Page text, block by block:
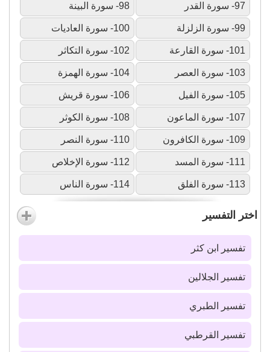
97- سورة القدر 98- سورة البينة
99- سورة الزلزلة 100- سورة العاديات
101- سورة القارعة 102- سورة التكاثر
103- سورة العصر 104- سورة الهمزة
105- سورة الفيل 106- سورة قريش
107- سورة الماعون 108- سورة الكوثر
109- سورة الكافرون 110- سورة النصر
111- سورة المسد 112- سورة الإخلاص
113- سورة الفلق 114- سورة الناس
اختر التفسير
تفسير ابن كثر
تفسير الجلالين
تفسير الطبري
تفسير القرطبي